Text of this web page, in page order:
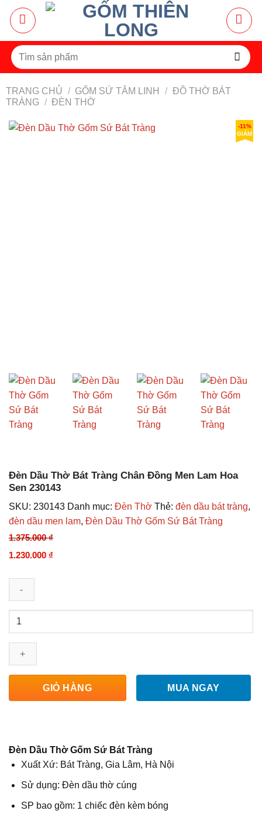
qua
dungTìm
kiếm:
TRANG CHỦ / GỐM SỨ TÂM LINH / ĐỒ THỜ BÁT
TRÀNG / ĐÈN THỜ
-11%
GIẢM
Đèn Dầu Thờ Bát Tràng Chân Đồng Men Lam Hoa
Sen 230143
SKU: 230143 Danh mục: Đèn Thờ Thẻ: đèn dầu bát tràng,
đèn dầu men lam, Đèn Dầu Thờ Gốm Sứ Bát Tràng
1.375.000₫
Giá
1.230.000 ₫Giá
Đèn
Thờ
Bát
Sen
230143
lượng
GIỎ HÀNG MUA NGAY
Đèn Dầu Thờ Gốm Sứ Bát Tràng
Xuất Xứ: Bát Tràng, Gia Lâm, Hà Nội
Sử dụng: Đèn dầu thờ cúng
SP bao gồm: 1 chiếc đèn kèm bóng